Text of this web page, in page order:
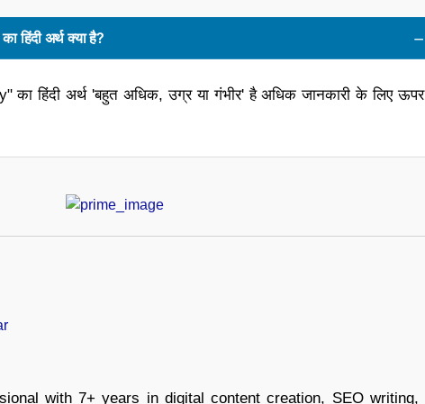
अर्थ क्या है?
हिंदी अर्थ 'बहुत अधिक, उग्र या गंभीर' है अधिक जानकारी के लिए ऊपर
with 7+ years in digital content creation, SEO writing,